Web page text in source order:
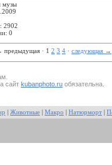
музы
2902
0
предыдущая · 1 2 3 4 · следующая →
сайт kubanphoto.ru обязательна.
Животные Макро Натюрморт